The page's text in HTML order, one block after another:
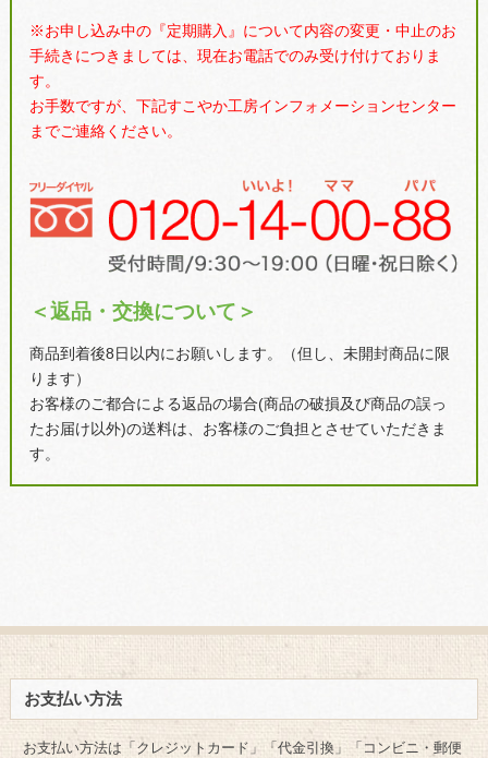
※お申し込み中の『定期購入』について内容の変更・中止のお
手続きにつきましては、現在お電話でのみ受け付けておりま
す。
お手数ですが、下記すこやか工房インフォメーションセンター
までご連絡ください。
＜返品・交換について＞
商品到着後8日以内にお願いします。（但し、未開封商品に限
ります）
お客様のご都合による返品の場合(商品の破損及び商品の誤っ
たお届け以外)の送料は、お客様のご負担とさせていただきま
す。
お支払い方法
お支払い方法は「クレジットカード」「代金引換」「コンビニ・郵便